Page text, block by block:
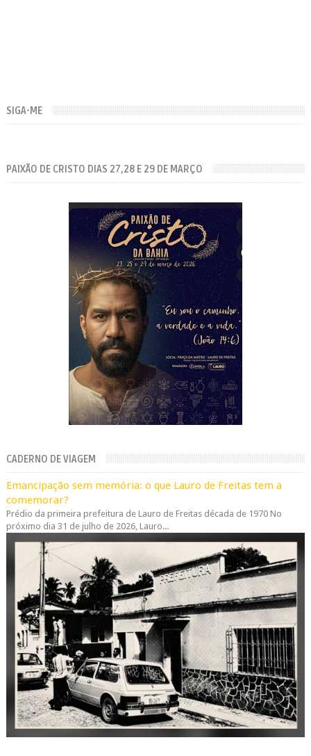
SIGA-ME
PAIXÃO DE CRISTO DIAS 27,28 E 29 DE MARÇO
CADERNO DE VIAGEM
Emancipação sem memória: o que Lauro de Freitas tem a
comemorar?
Prédio da primeira prefeitura de Lauro de Freitas década de 1970 No
próximo dia 31 de julho de 2026, Lauro...